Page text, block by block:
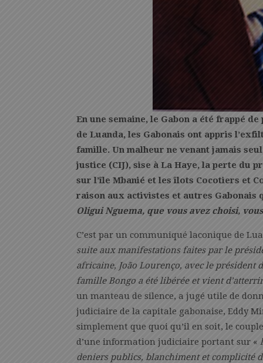
En une semaine, le Gabon a été frappé
de Luanda, les Gabonais ont appris
famille. Un malheur ne venant jamais
justice (CIJ), sise à La Haye, la perte du
sur l’île Mbanié et les îlots Cocotiers et
raison aux activistes et autres Gabonais
Oligui Nguema, que vous avez choisi,
C’est par un communiqué laconique de
suite aux manifestations faites par le
africaine, João Lourenço, avec le président
famille Bongo a été libérée et vient
un manteau de silence, a jugé utile de
judiciaire de la capitale gabonaise, Eddy
simplement que quoi qu’il en soit, le
d’une information judiciaire portant sur «
deniers publics, blanchiment et complicité